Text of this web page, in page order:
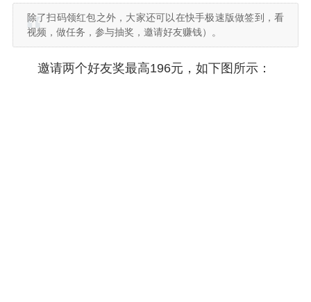
除了扫码领红包之外，大家还可以在快手极速版做签到，看
视频，做任务，参与抽奖，邀请好友赚钱）。
邀请两个好友奖最高196元，如下图所示：